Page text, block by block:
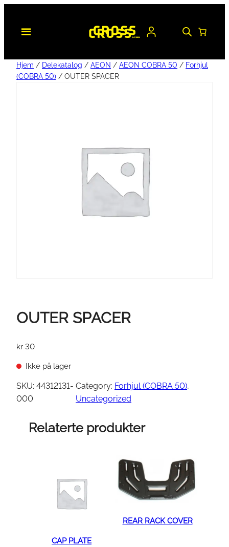
Hjem / Delekatalog / AEON / AEON COBRA 50 / Forhjul
(COBRA 50) / OUTER SPACER
OUTER SPACER
kr 30
Ikke på lager
SKU: 44312131-
000
Category: Forhjul (COBRA 50)
Uncategorized
Relaterte produkter
CAP PLATE
REAR RACK COVER